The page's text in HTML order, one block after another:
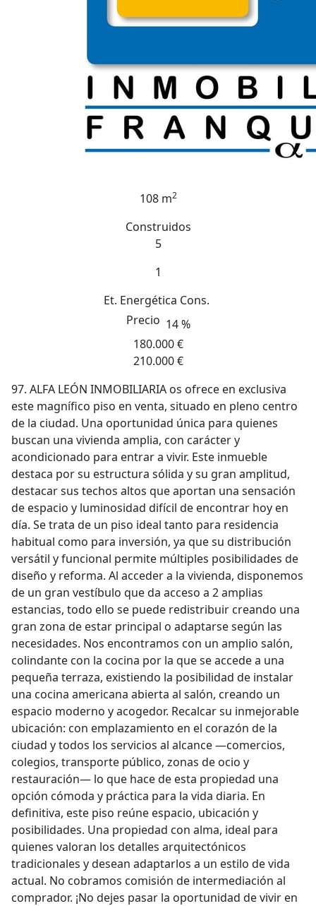
108 m2
Construidos
5
1
Et. Energética Cons.
Precio 14 %
180.000 €
210.000 €
97. ALFA LEÓN INMOBILIARIA os ofrece en exclusiva
este magnífico piso en venta, situado en pleno centro
de la ciudad. Una oportunidad única para quienes
buscan una vivienda amplia, con carácter y
acondicionado para entrar a vivir. Este inmueble
destaca por su estructura sólida y su gran amplitud,
destacar sus techos altos que aportan una sensación
de espacio y luminosidad difícil de encontrar hoy en
día. Se trata de un piso ideal tanto para residencia
habitual como para inversión, ya que su distribución
versátil y funcional permite múltiples posibilidades de
diseño y reforma. Al acceder a la vivienda, disponemos
de un gran vestíbulo que da acceso a 2 amplias
estancias, todo ello se puede redistribuir creando una
gran zona de estar principal o adaptarse según las
necesidades. Nos encontramos con un amplio salón,
colindante con la cocina por la que se accede a una
pequeña terraza, existiendo la posibilidad de instalar
una cocina americana abierta al salón, creando un
espacio moderno y acogedor. Recalcar su inmejorable
ubicación: con emplazamiento en el corazón de la
ciudad y todos los servicios al alcance —comercios,
colegios, transporte público, zonas de ocio y
restauración— lo que hace de esta propiedad una
opción cómoda y práctica para la vida diaria. En
definitiva, este piso reúne espacio, ubicación y
posibilidades. Una propiedad con alma, ideal para
quienes valoran los detalles arquitectónicos
tradicionales y desean adaptarlos a un estilo de vida
actual. No cobramos comisión de intermediación al
comprador. ¡No dejes pasar la oportunidad de vivir en